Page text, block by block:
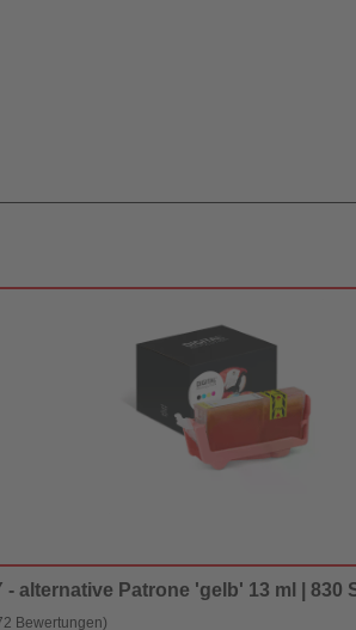
- alternative Patrone 'gelb' 13 ml | 830
Bewertungen)